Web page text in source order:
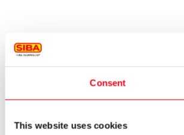
Consent
This website uses cookies